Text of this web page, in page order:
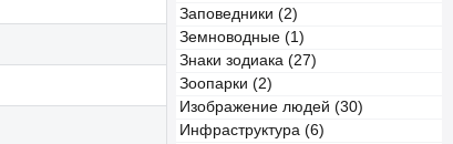
Заповедники (2)
Земноводные (1)
Знаки зодиака (27)
Зоопарки (2)
Изображение людей (30)
Инфраструктура (6)